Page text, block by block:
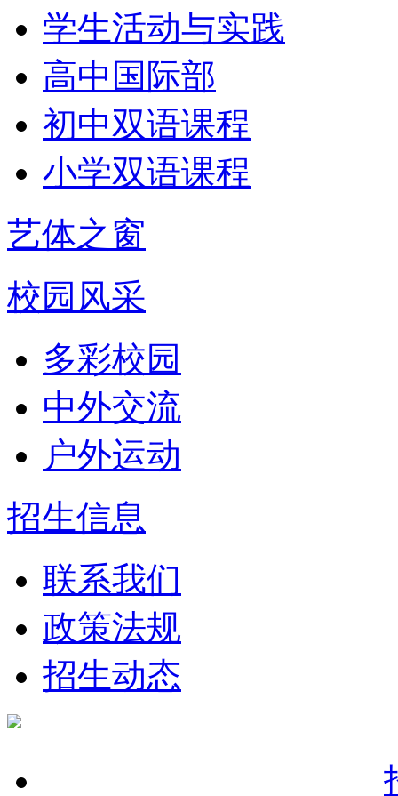
学生活动与实践
高中国际部
初中双语课程
小学双语课程
艺体之窗
校园风采
多彩校园
中外交流
户外运动
招生信息
联系我们
政策法规
招生动态